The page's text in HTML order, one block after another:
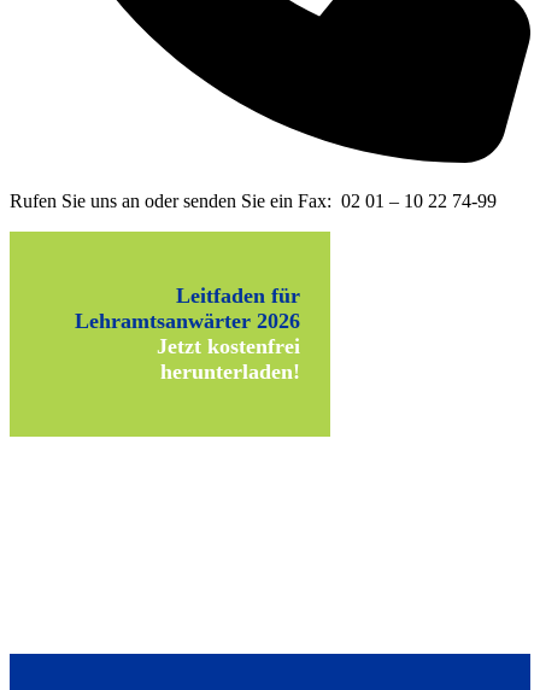
Rufen Sie uns an oder senden Sie ein Fax: 02 01 – 10 22 74-99
Leitfaden für
Lehramtsanwärter 2026
Jetzt kostenfrei
herunterladen!